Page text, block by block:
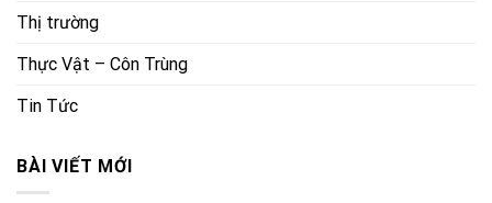
Thị trường
Thực Vật – Côn Trùng
Tin Tức
BÀI VIẾT MỚI